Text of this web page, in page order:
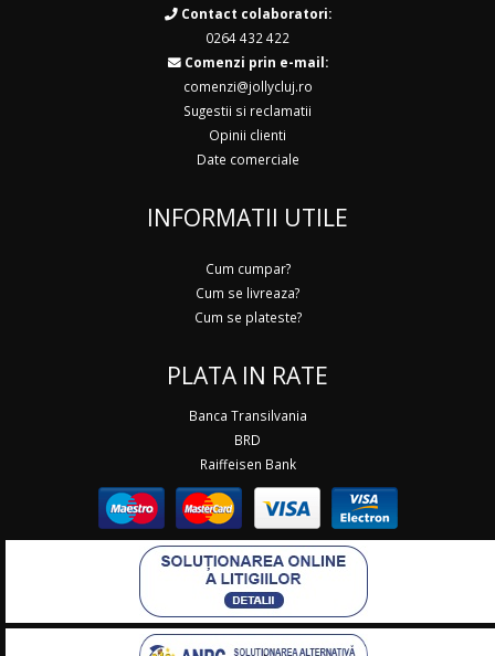
Contact colaboratori:
0264 432 422
Comenzi prin e-mail:
comenzi@jollycluj.ro
Sugestii si reclamatii
Opinii clienti
Date comerciale
INFORMATII UTILE
Cum cumpar?
Cum se livreaza?
Cum se plateste?
PLATA IN RATE
Banca Transilvania
BRD
Raiffeisen Bank